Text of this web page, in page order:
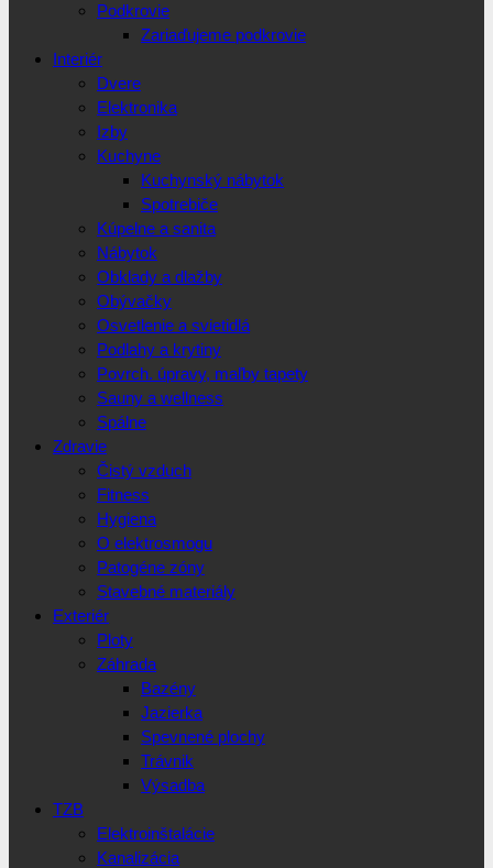
Podkrovie
Zariaďujeme podkrovie
Interiér
Dvere
Elektronika
Izby
Kuchyne
Kuchynský nábytok
Spotrebiče
Kúpelne a sanita
Nábytok
Obklady a dlažby
Obývačky
Osvetlenie a svietidlá
Podlahy a krytiny
Povrch. úpravy, maľby tapety
Sauny a wellness
Spálne
Zdravie
Čistý vzduch
Fitness
Hygiena
O elektrosmogu
Patogéne zóny
Stavebné materiály
Exteriér
Ploty
Záhrada
Bazény
Jazierka
Spevnené plochy
Trávnik
Výsadba
TZB
Elektroinštalácie
Kanalizácia